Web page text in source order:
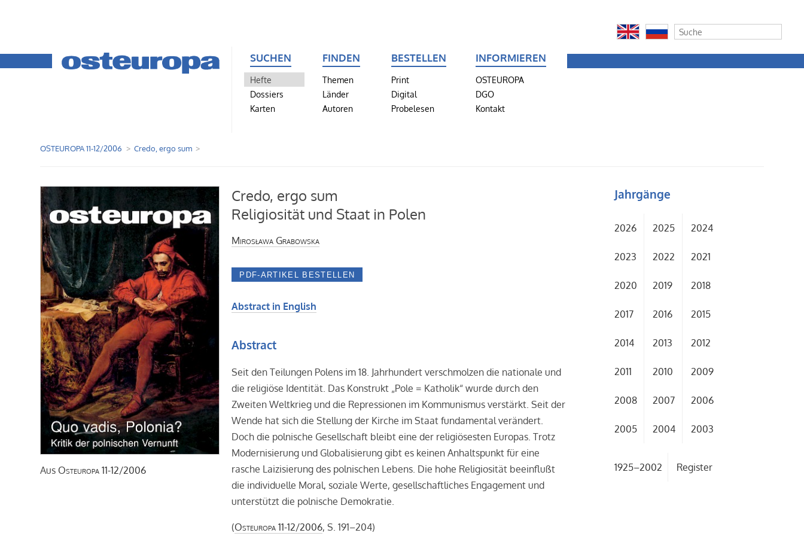
SUCHEN
Hefte
Dossiers
Karten
FINDEN
Themen
Länder
Autoren
BESTELLEN
Print
Digital
Probelesen
INFORMIEREN
OSTEUROPA
DGO
Kontakt
OSTEUROPA 11-12/2006 Credo, ergo sum
Aus Osteuropa 11-12/2006
Credo, ergo sum
Religiosität und Staat in Polen
Mirosława Grabowska
Abstract in English
Abstract
Seit den Teilungen Polens im 18. Jahrhundert verschmolzen die nationale und
die religiöse Identität. Das Konstrukt „Pole = Katholik“ wurde durch den
Zweiten Weltkrieg und die Repressionen im Kommunismus verstärkt. Seit der
Wende hat sich die Stellung der Kirche im Staat fundamental verändert.
Doch die polnische Gesellschaft bleibt eine der religiösesten Europas. Trotz
Modernisierung und Globalisierung gibt es keinen Anhaltspunkt für eine
rasche Laizisierung des polnischen Lebens. Die hohe Religiosität beeinflußt
die individuelle Moral, soziale Werte, gesellschaftliches Engagement und
unterstützt die polnische Demokratie.
(Osteuropa 11-12/2006, S. 191–204)
Jahrgänge
2026 2025 2024
2023 2022 2021
2020 2019 2018
2017 2016 2015
2014 2013 2012
2011 2010 2009
2008 2007 2006
2005 2004 2003
1925–2002 Register